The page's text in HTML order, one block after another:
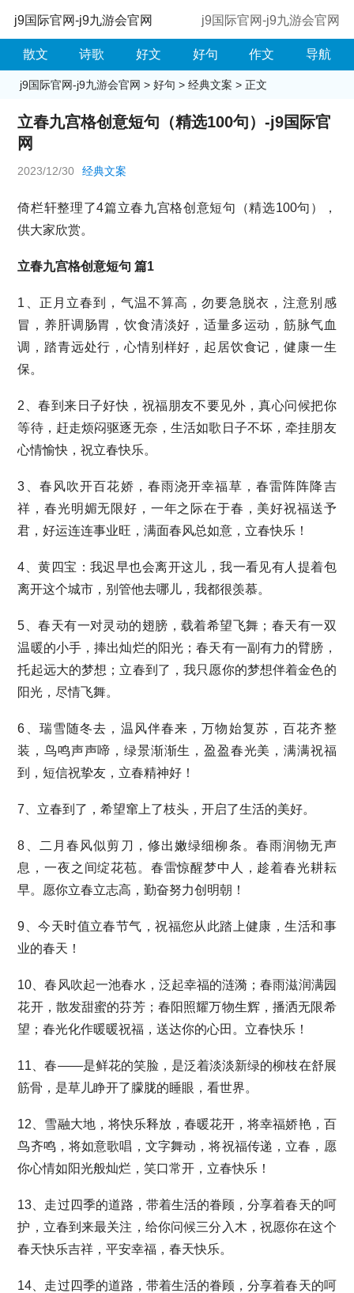
j9国际官网-j9九游会官网 j9国际官网-j9九游会官网
散文 诗歌 好文 好句 作文 导航
j9国际官网-j9九游会官网 > 好句 > 经典文案 > 正文
立春九宫格创意短句（精选100句）-j9国际官
网
2023/12/30 经典文案
倚栏轩整理了4篇立春九宫格创意短句（精选100句），
供大家欣赏。
立春九宫格创意短句 篇1
1、正月立春到，气温不算高，勿要急脱衣，注意别感
冒，养肝调肠胃，饮食清淡好，适量多运动，筋脉气血
调，踏青远处行，心情别样好，起居饮食记，健康一生
保。
2、春到来日子好快，祝福朋友不要见外，真心问候把你
等待，赶走烦闷驱逐无奈，生活如歌日子不坏，牵挂朋友
心情愉快，祝立春快乐。
3、春风吹开百花娇，春雨浇开幸福草，春雷阵阵降吉
祥，春光明媚无限好，一年之际在于春，美好祝福送予
君，好运连连事业旺，满面春风总如意，立春快乐！
4、黄四宝：我迟早也会离开这儿，我一看见有人提着包
离开这个城市，别管他去哪儿，我都很羡慕。
5、春天有一对灵动的翅膀，载着希望飞舞；春天有一双
温暖的小手，捧出灿烂的阳光；春天有一副有力的臂膀，
托起远大的梦想；立春到了，我只愿你的梦想伴着金色的
阳光，尽情飞舞。
6、瑞雪随冬去，温风伴春来，万物始复苏，百花齐整
装，鸟鸣声声啼，绿景渐渐生，盈盈春光美，满满祝福
到，短信祝挚友，立春精神好！
7、立春到了，希望窜上了枝头，开启了生活的美好。
8、二月春风似剪刀，修出嫩绿细柳条。春雨润物无声
息，一夜之间绽花苞。春雷惊醒梦中人，趁着春光耕耘
早。愿你立春立志高，勤奋努力创明朝！
9、今天时值立春节气，祝福您从此踏上健康，生活和事
业的春天！
10、春风吹起一池春水，泛起幸福的涟漪；春雨滋润满园
花开，散发甜蜜的芬芳；春阳照耀万物生辉，播洒无限希
望；春光化作暖暖祝福，送达你的心田。立春快乐！
11、春——是鲜花的笑脸，是泛着淡淡新绿的柳枝在舒展
筋骨，是草儿睁开了朦胧的睡眼，看世界。
12、雪融大地，将快乐释放，春暖花开，将幸福娇艳，百
鸟齐鸣，将如意歌唱，文字舞动，将祝福传递，立春，愿
你心情如阳光般灿烂，笑口常开，立春快乐！
13、走过四季的道路，带着生活的眷顾，分享着春天的呵
护，立春到来最关注，给你问候三分入木，祝愿你在这个
春天快乐吉祥，平安幸福，春天快乐。
14、走过四季的道路，带着生活的眷顾，分享着春天的呵